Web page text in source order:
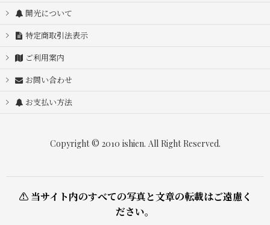
開光について
特定商取引法表示
ご利用案内
お問い合わせ
お支払い方法
Copyright © 2010 ishien. All Right Reserved.
⚠ 当サイト内のすべての写真と文章の転載はご遠慮く
ださい。